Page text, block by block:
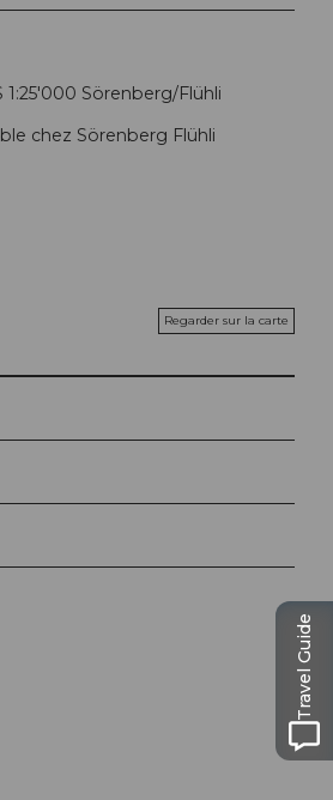
1:25'000 Sörenberg/Flühli
chez Sörenberg Flühli
Regarder sur la carte
Travel Guide